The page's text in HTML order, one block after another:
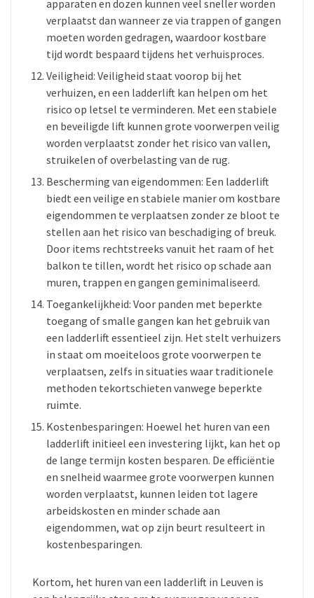
apparaten en dozen kunnen veel sneller worden
verplaatst dan wanneer ze via trappen of gangen
moeten worden gedragen, waardoor kostbare
tijd wordt bespaard tijdens het verhuisproces.
Veiligheid: Veiligheid staat voorop bij het
verhuizen, en een ladderlift kan helpen om het
risico op letsel te verminderen. Met een stabiele
en beveiligde lift kunnen grote voorwerpen veilig
worden verplaatst zonder het risico van vallen,
struikelen of overbelasting van de rug.
Bescherming van eigendommen: Een ladderlift
biedt een veilige en stabiele manier om kostbare
eigendommen te verplaatsen zonder ze bloot te
stellen aan het risico van beschadiging of breuk.
Door items rechtstreeks vanuit het raam of het
balkon te tillen, wordt het risico op schade aan
muren, trappen en gangen geminimaliseerd.
Toegankelijkheid: Voor panden met beperkte
toegang of smalle gangen kan het gebruik van
een ladderlift essentieel zijn. Het stelt verhuizers
in staat om moeiteloos grote voorwerpen te
verplaatsen, zelfs in situaties waar traditionele
methoden tekortschieten vanwege beperkte
ruimte.
Kostenbesparingen: Hoewel het huren van een
ladderlift initieel een investering lijkt, kan het op
de lange termijn kosten besparen. De efficiëntie
en snelheid waarmee grote voorwerpen kunnen
worden verplaatst, kunnen leiden tot lagere
arbeidskosten en minder schade aan
eigendommen, wat op zijn beurt resulteert in
kostenbesparingen.
Kortom, het huren van een ladderlift in Leuven is